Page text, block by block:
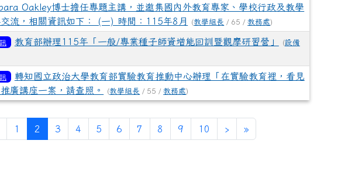
Oakley博士擔任專題主講，並邀集國內外教育專家、學校行政及教學
流，相關資訊如下： (一) 時間：115年8月
(教學組長 / 65 /教務處)
教育部辦理115年「一般/專業種子師資增能回訓暨觀摩研習營」 (設備
轉知國立政治大學教育部實驗教育推動中心辦理「在實驗教育裡，看見
廣講座一案，請查照。
(教學組長 / 55 /教務處)
一頁
1 2 (目前頁次)
3 4 5 6 7 8 9 10 ›下一頁
»最後頁